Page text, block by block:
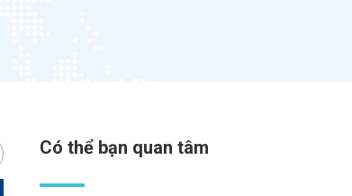
Có thể bạn quan tâm